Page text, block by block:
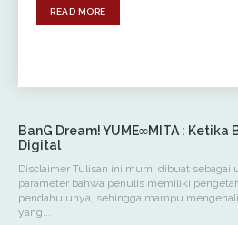
READ MORE
BanG Dream! YUME∞MITA : Ketika
Digital
Disclaimer Tulisan ini murni dibuat sebagai
parameter bahwa penulis memiliki
pendahulunya, sehingga mampu
yang...